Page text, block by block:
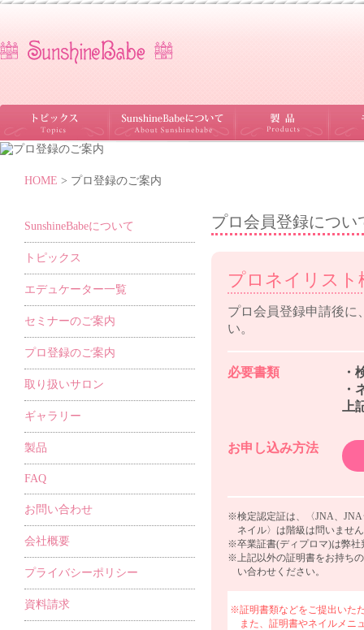
HOME > プロ登録のご案内
SunshineBabeについて
トピックス
エデュケーター一覧
セミナーのご案内
プロ登録のご案内
取り扱いサロン
ギャラリー
製品
FAQ
お問い合わせ
会社概要
プライバシーポリシー
資料請求
プロ会員登録につい
プロネイリスト
プロ会員登録申請後に
い。
必要書類
・
・
上
お申し込み方法
※検定認定証は、〈JNA、
ネイル〉は階級は問いませ
※卒業証書(ディプロマ)は弊社
※上記以外の証明書をお持ち
い合わせください。
※証明書類などをご提出いた
また、証明書やネイルメニ